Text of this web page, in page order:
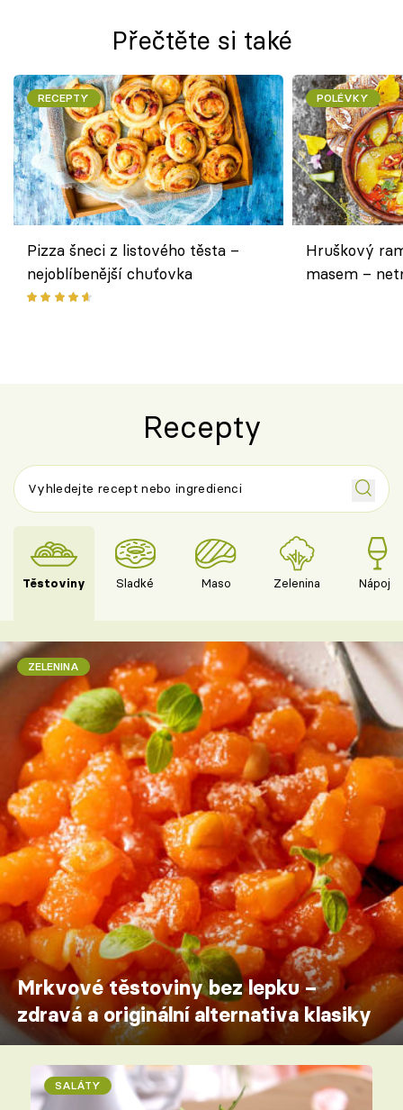
Přečtěte si také
RECEPTY
Pizza šneci z listového těsta –
nejoblíbenější chuťovka
POLÉVKY
Hruškový
masem –
Recepty
Těstoviny Sladké Maso Zelenina Nápoje
ZELENINA
Mrkvové těstoviny bez lepku –
zdravá a originální alternativa klasiky
SALÁTY